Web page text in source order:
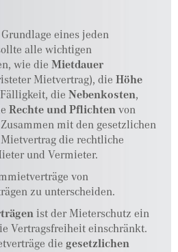
eines jeden
alle wichtigen
wie dieMietdauer
Mietvertrag), dieHöhe
Fälligkeit, dieNebenkosten,
Rechte und Pflichtenvon
mit den gesetzlichen
die rechtliche
und Vermieter.
von
zu unterscheiden.
ist der Mieterschutz ein
Vertragsfreiheit einschränkt.
die gesetzlichen